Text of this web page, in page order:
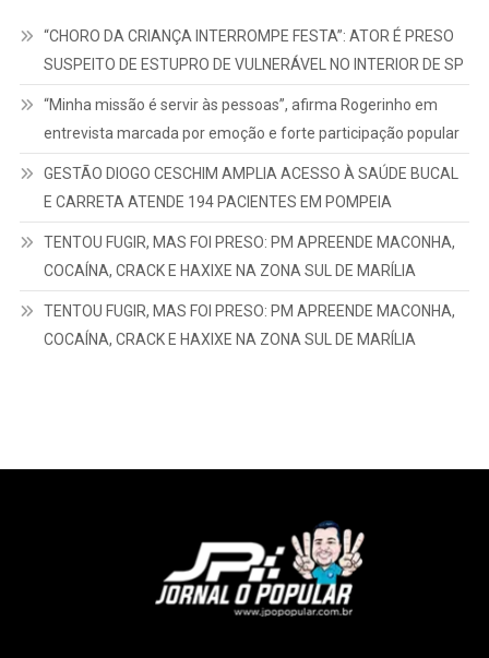
“CHORO DA CRIANÇA INTERROMPE FESTA”: ATOR É PRESO
SUSPEITO DE ESTUPRO DE VULNERÁVEL NO INTERIOR DE SP
“Minha missão é servir às pessoas”, afirma Rogerinho em
entrevista marcada por emoção e forte participação popular
GESTÃO DIOGO CESCHIM AMPLIA ACESSO À SAÚDE BUCAL
E CARRETA ATENDE 194 PACIENTES EM POMPEIA
TENTOU FUGIR, MAS FOI PRESO: PM APREENDE MACONHA,
COCAÍNA, CRACK E HAXIXE NA ZONA SUL DE MARÍLIA
TENTOU FUGIR, MAS FOI PRESO: PM APREENDE MACONHA,
COCAÍNA, CRACK E HAXIXE NA ZONA SUL DE MARÍLIA